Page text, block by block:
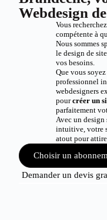
Webdesign
Vous
compétente à
Nous sommes
le design de
vos besoins.
Que vous
professionnel
webdesigners
pourcréer un
parfaitement
Avec un
intuitive, votre
atout pour
Choisir un
Demander un devis